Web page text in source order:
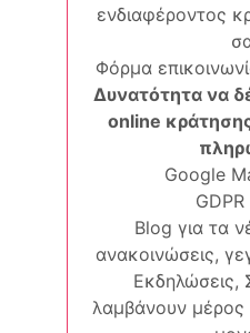
ενδιαφέροντος
Φόρμα
Δυνατότητα να
online
Google
Blog για τα
ανακοινώσεις,
Εκδηλώσεις,
λαμβάνουν μέρος